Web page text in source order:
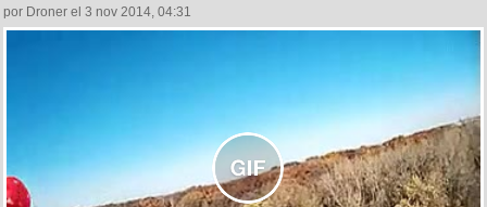
por Droner el 3 nov 2014, 04:31